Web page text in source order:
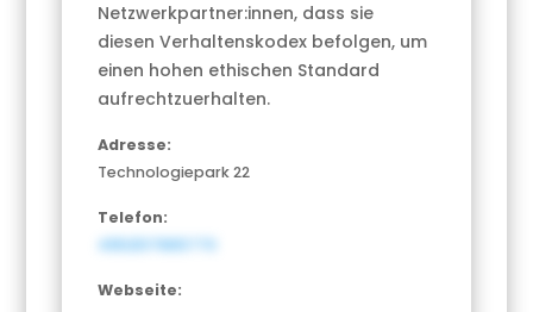
Netzwerkpartner:innen, dass sie
diesen Verhaltenskodex befolgen, um
einen hohen ethischen Standard
aufrechtzuerhalten.
Adresse:
Technologiepark 22
Telefon:
4952517865770
Webseite: